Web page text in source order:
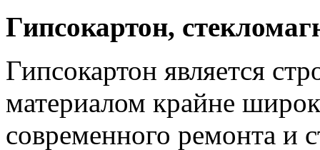
Гипсокартон,
Гипсокартон является
материалом крайне
современного ремонта и